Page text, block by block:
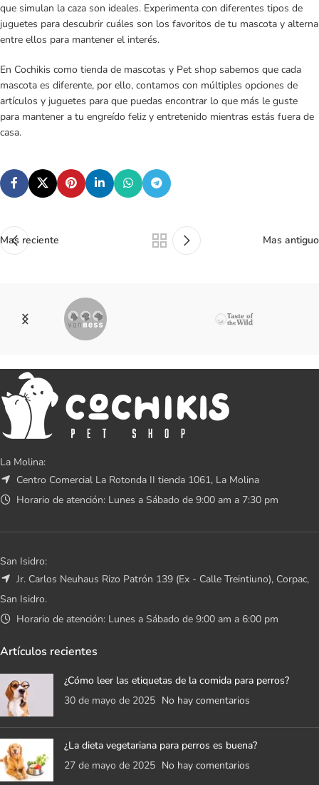
que simulan la caza son ideales. Experimenta con diferentes tipos de
juguetes para descubrir cuáles son los favoritos de tu mascota y alterna
entre ellos para mantener el interés.
En Cochikis como tienda de mascotas y Pet shop sabemos que cada
mascota es diferente, por ello, contamos con múltiples opciones de
artículos y juguetes para que puedas encontrar lo que más le guste
para mantener a tu engreído feliz y entretenido mientras estás fuera de
casa.
Mas reciente Mas antiguo
La Molina:
Centro Comercial La Rotonda II tienda 1061, La Molina
Horario de atención: Lunes a Sábado de 9:00 am a 7:30 pm
San Isidro:
Jr. Carlos Neuhaus Rizo Patrón 139 (Ex - Calle Treintiuno), Corpac,
San Isidro.
Horario de atención: Lunes a Sábado de 9:00 am a 6:00 pm
Artículos recientes
¿Cómo leer las etiquetas de la comida para perros?
30 de mayo de 2025 No hay comentarios
¿La dieta vegetariana para perros es buena?
27 de mayo de 2025 No hay comentarios